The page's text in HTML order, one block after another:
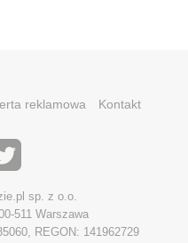
reklamowa Kontakt
sp. z o.o.
511 Warszawa
REGON: 141962729